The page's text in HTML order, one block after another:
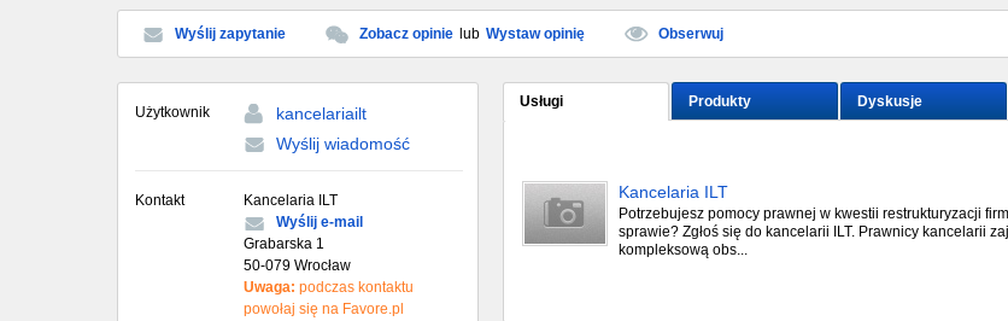
Wyślij zapytanie Zobacz opinie lub Wystaw opinię Obserwuj
Użytkownik
kancelariailt
Wyślij wiadomość
Kontakt
Kancelaria ILT
Wyślij e-mail
Grabarska 1
50-079 Wrocław
Uwaga: podczas kontaktu
powołaj się na Favore.pl
Usługi Produkty Dyskusje
Kancelaria ILT
Potrzebujesz pomocy prawnej w kwestii restrukturyzacji
sprawie? Zgłoś się do kancelarii ILT. Prawnicy kancelarii
kompleksową obs...